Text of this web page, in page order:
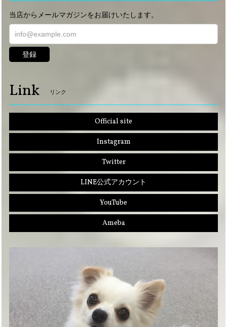
当店からメールマガジンをお届けいたします。
登録
Link リンク
Official site
Instagram
Twitter
LINE公式アカウント
YouTube
Ameba